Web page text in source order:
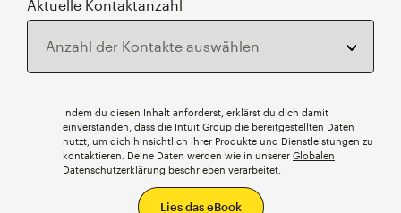
Aktuelle Kontaktanzahl
Indem du diesen Inhalt anforderst, erklärst du dich damit
einverstanden, dass die Intuit Group die bereitgestellten Daten
nutzt, um dich hinsichtlich ihrer Produkte und Dienstleistungen zu
kontaktieren. Deine Daten werden wie in unserer Globalen
Datenschutzerklärung beschrieben verarbeitet.